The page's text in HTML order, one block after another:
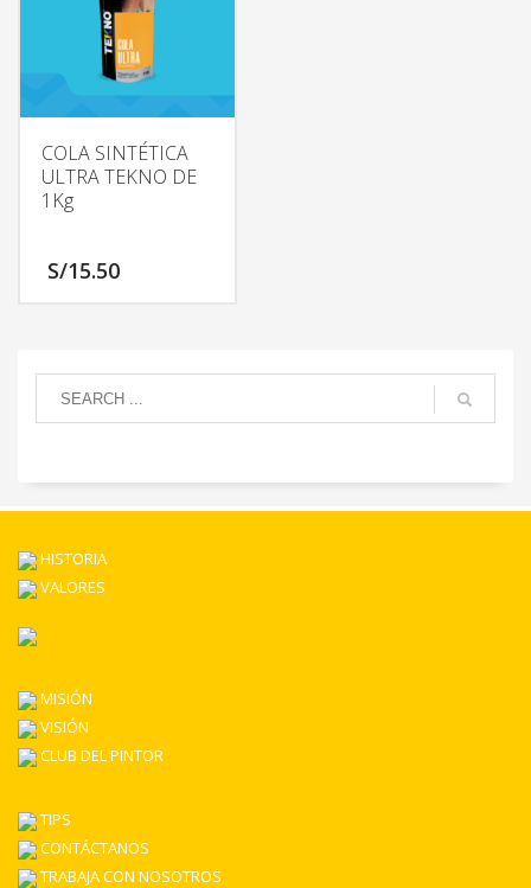
COLA SINTÉTICA
ULTRA TEKNO DE
1Kg
S/15.50
HISTORIA
VALORES
MISIÓN
VISIÓN
CLUB DEL PINTOR
TIPS
CONTÁCTANOS
TRABAJA CON NOSOTROS